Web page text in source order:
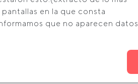
en la que consta
que no aparecen datos